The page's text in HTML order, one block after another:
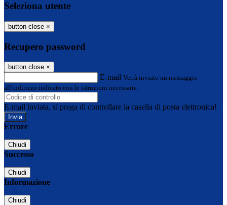
Seleziona utente
button close ×
Recupero password
button close ×
E-mail Verrà inviato un messaggio
all'indirizzo indicato con le istruzioni necessarie.
E-mail inviata, si prega di controllare la casella di posta elettronica!
Errore
Chiudi
Successo
Chiudi
Informazione
Chiudi